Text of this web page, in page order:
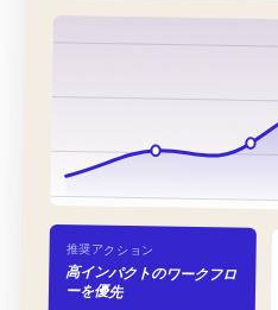
推奨アクション
高インパクトのワークフロ
ーを優先